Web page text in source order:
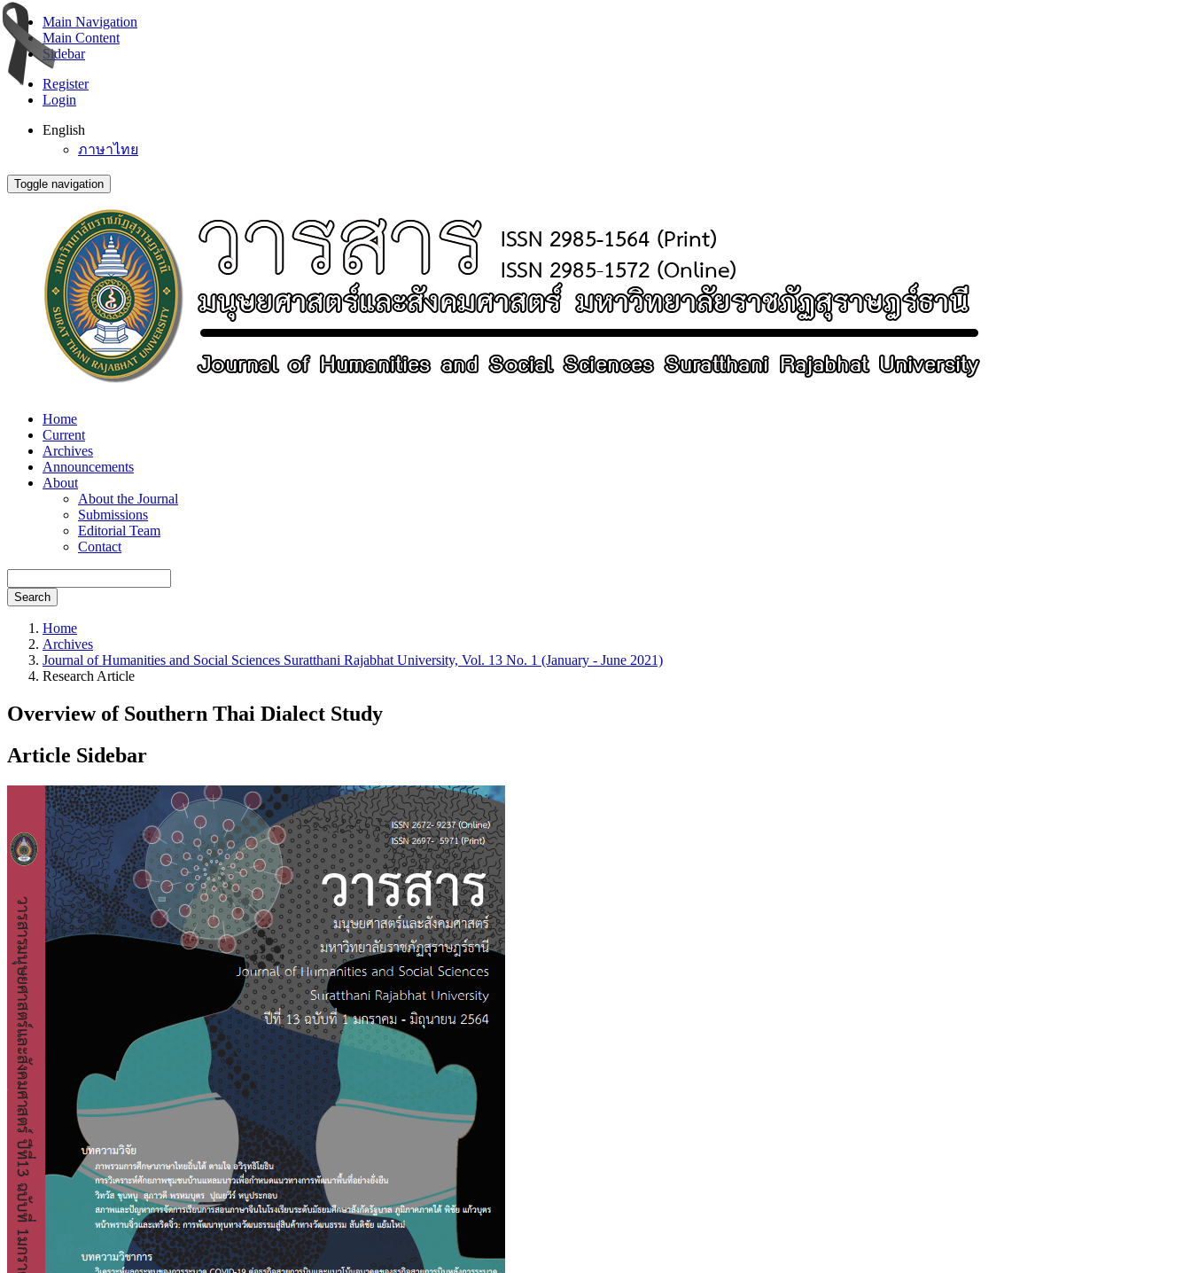
Main Navigation
Main Content
Sidebar
Register
Login
English
ภาษาไทย
Toggle navigation
Home
Current
Archives
Announcements
About
About the Journal
Submissions
Editorial Team
Contact
Search
Home
Archives
Journal of Humanities and Social Sciences Suratthani Rajabhat University, Vol. 13 No. 1 (January - June 2021)
Research Article
Overview of Southern Thai Dialect Study
Article Sidebar